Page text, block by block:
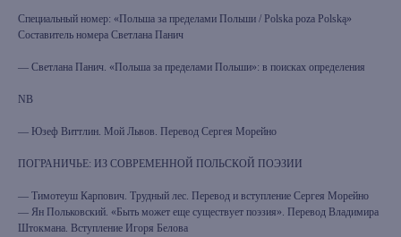
Специальный номер: «Польша за пределами Польши / Polska poza Polską»
Составитель номера Светлана Панич
— Светлана Панич. «Польша за пределами Польши»: в поисках определения
NB
— Юзеф Виттлин. Мой Львов. Перевод Сергея Морейно
ПОГРАНИЧЬЕ: ИЗ СОВРЕМЕННОЙ ПОЛЬСКОЙ ПОЭЗИИ
— Тимотеуш Карпович. Трудный лес. Перевод и вступление Сергея Морейно
— Ян Польковский. «Быть может еще существует поэзия». Перевод Владимира
Штокмана. Вступление Игоря Белова